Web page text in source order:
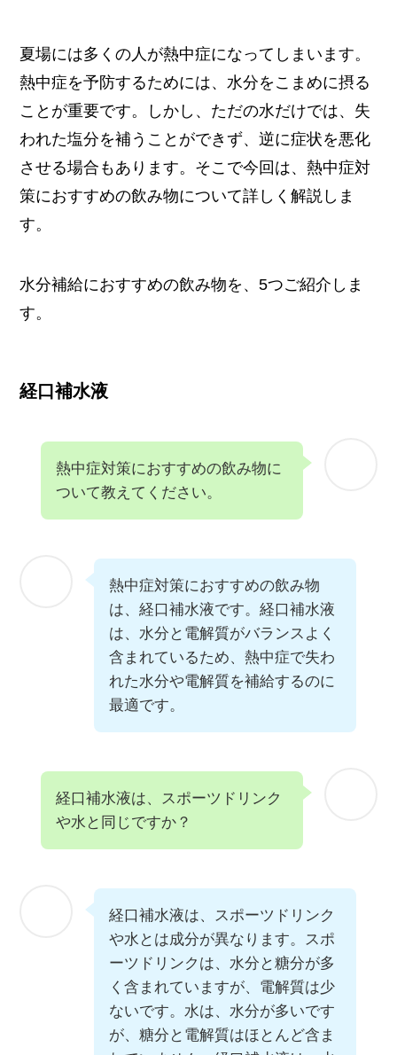
夏場には多くの人が熱中症になってしまいます。
熱中症を予防するためには、水分をこまめに摂る
ことが重要です。しかし、ただの水だけでは、失
われた塩分を補うことができず、逆に症状を悪化
させる場合もあります。そこで今回は、熱中症対
策におすすめの飲み物について詳しく解説しま
す。
水分補給におすすめの飲み物を、5つご紹介しま
す。
経口補水液
熱中症対策におすすめの飲み物に
ついて教えてください。
熱中症対策におすすめの飲み物
は、経口補水液です。経口補水液
は、水分と電解質がバランスよく
含まれているため、熱中症で失わ
れた水分や電解質を補給するのに
最適です。
経口補水液は、スポーツドリンク
や水と同じですか？
経口補水液は、スポーツドリンク
や水とは成分が異なります。スポ
ーツドリンクは、水分と糖分が多
く含まれていますが、電解質は少
ないです。水は、水分が多いです
が、糖分と電解質はほとんど含ま